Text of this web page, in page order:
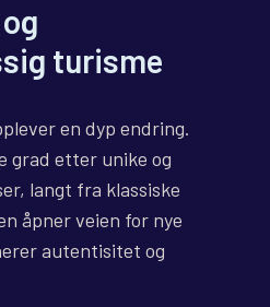
turisme
en dyp endring.
grad etter unike og
langt fra klassiske
åpner veien for nye
autentisitet og